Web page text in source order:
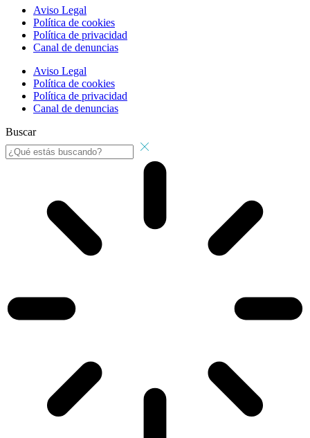
Aviso Legal
Política de cookies
Política de privacidad
Canal de denuncias
Aviso Legal
Política de cookies
Política de privacidad
Canal de denuncias
Buscar